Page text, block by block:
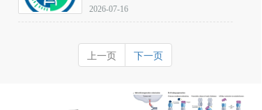
在血管内给药时与血浆等渗的临
号为92339-11-2
2026-07-16
上一页 下一页